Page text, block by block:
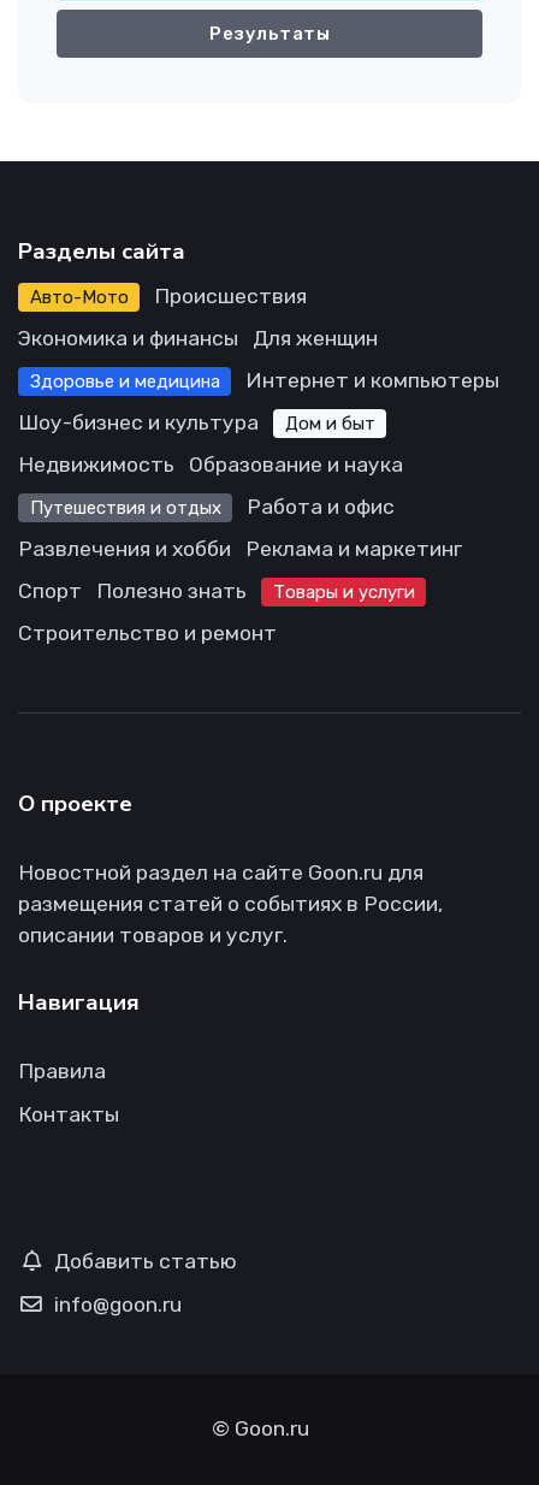
Результаты
Разделы сайта
Авто-Мото
Происшествия
Экономика и финансы
Для женщин
Здоровье и медицина
Интернет и компьютеры
Шоу-бизнес и культура
Дом и быт
Недвижимость Образование и наука
Путешествия и отдых
Работа и офис
Развлечения и хобби
Реклама и маркетинг
Спорт
Полезно знать Товары и услуги
Строительство и ремонт
О проекте
Новостной раздел на сайте Goon.ru для
размещения статей о событиях в России,
описании товаров и услуг.
Навигация
Правила
Контакты
Добавить статью
info@goon.ru
© Goon.ru